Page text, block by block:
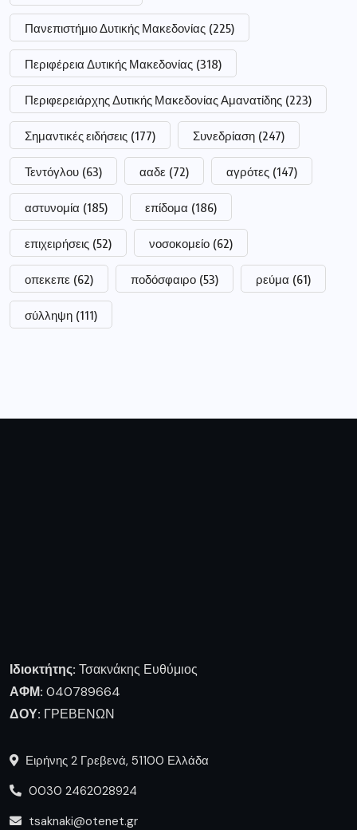
Πανεπιστήμιο Δυτικής Μακεδονίας (225)
Περιφέρεια Δυτικής Μακεδονίας (318)
Περιφερειάρχης Δυτικής Μακεδονίας Αμανατίδης (223)
Σημαντικές ειδήσεις (177) Συνεδρίαση (247)
Τεντόγλου (63) ααδε (72) αγρότες (147)
αστυνομία (185) επίδομα (186)
επιχειρήσεις (52) νοσοκομείο (62)
οπεκεπε (62) ποδόσφαιρο (53) ρεύμα (61)
σύλληψη (111)
Ιδιοκτήτης: Τσακνάκης Ευθύμιος
ΑΦΜ: 040789664
ΔΟΥ: ΓΡΕΒΕΝΩΝ
Ειρήνης 2 Γρεβενά, 51100 Ελλάδα
0030 2462028924
tsaknaki@otenet.gr